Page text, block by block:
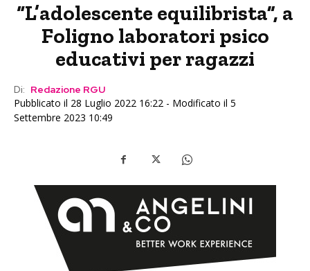
“L’adolescente equilibrista”, a
Foligno laboratori psico
educativi per ragazzi
Di: Redazione RGU
Pubblicato il 28 Luglio 2022 16:22 - Modificato il 5
Settembre 2023 10:49